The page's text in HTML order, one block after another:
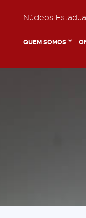
Núcleos
QUEM SOMOS